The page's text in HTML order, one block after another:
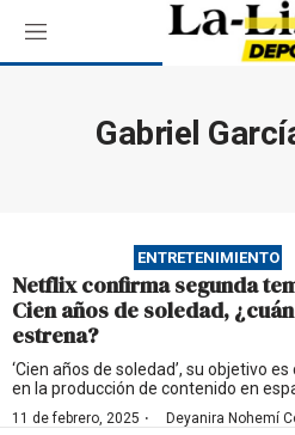
M
e
Gabriel
ENTRETENIMIENTO
Netflix confirma segunda
Cien años de soledad,
estrena?
‘Cien años de soledad’, su objetivo
en la producción de contenido en
11 de febrero, 2025 · Deyanira Nohemí